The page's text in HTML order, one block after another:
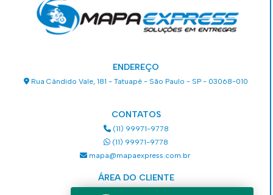
ENDEREÇO
Rua Cândido Vale, 181 - Tatuapé - São Paulo - SP - 03068-010
CONTATOS
(11) 99971-9778
(11) 99971-9778
mapa@mapaexpress.com.br
ÁREA DO CLIENTE